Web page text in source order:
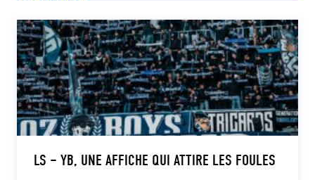
CLUB
CONTACT
ACTUALITÉS
LS E-SHOP
LS – YB, UNE AFFICHE QUI ATTIRE LES FOULES